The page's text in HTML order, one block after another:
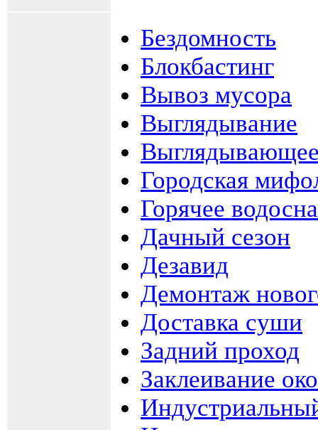
Бездомность
Блокбастинг
Вывоз мусора
Выглядывание
Городская
Горячее
Дачный сезон
Дезавид
Демонтаж
Доставка суши
Задний проход
Заклеивание